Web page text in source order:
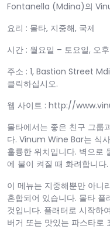
Fontanella (Mdina)의
요리 : 몰타, 지중해, 국제
시간 : 월요일 – 토요일, 오
주소 : 1, Bastion Street
클릭하십시오.
웹 사이트 : http://
몰타에서는 좋은 친구 그룹
다. Vinum Wine Bar는 식
훌륭한 위치입니다. 벽으로
에 불이 켜질 때 화려합니다.
이 메뉴는 지중해뿐만 아니
혼합되어 있습니다. 몰타
것입니다. 플래터로 시작하
버거 또는 맛있는 파스타로